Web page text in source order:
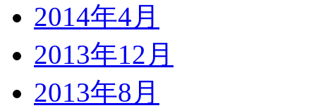
2014年4月
2013年12月
2013年8月